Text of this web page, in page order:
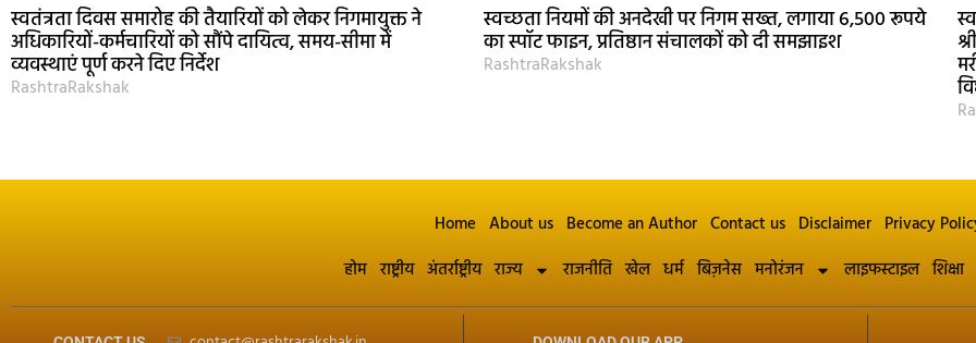
स्वतंत्रता दिवस समारोह की तैयारियों को लेकर निगमायुक्त ने
अधिकारियों-कर्मचारियों को सौंपे दायित्व, समय-सीमा में
व्यवस्थाएं पूर्ण करने दिए निर्देश
RashtraRakshak
स्वच्छता नियमों की अनदेखी पर निगम सख्त, लगाया 6,500 रूपये
का स्पॉट फाइन, प्रतिष्ठान संचालकों को दी समझाइश
RashtraRakshak
Home About us Become an Author Contact us Disclaimer Privacy
होम राष्ट्रीय अंतर्राष्ट्रीय राज्य राजनीति खेल धर्म बिज़नेस मनोरंजन लाइफस्टाइल शिक्षा